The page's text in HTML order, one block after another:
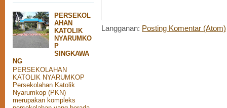
PERSEKOL
AHAN
KATOLIK
NYARUMKO
P
SINGKAWA
NG
PERSEKOLAHAN
KATOLIK NYARUMKOP
Persekolahan Katolik
Nyarumkop (PKN)
merupakan kompleks
Langganan: Posting Komentar (Atom)